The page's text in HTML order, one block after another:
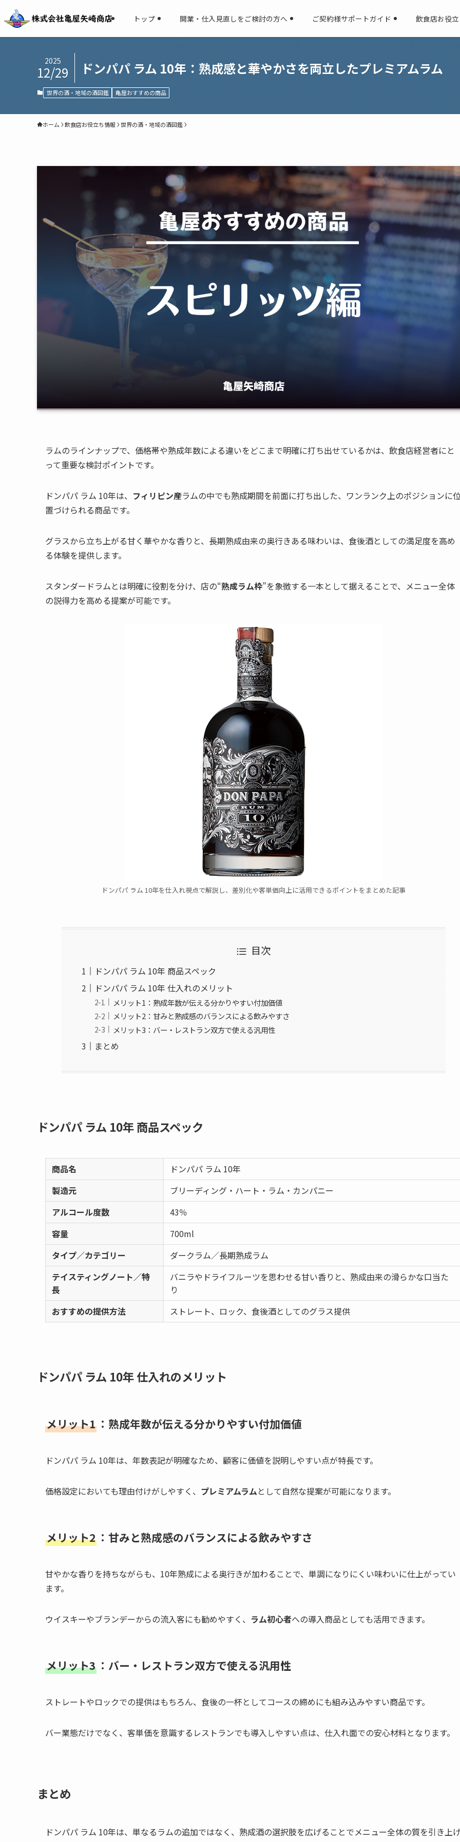
トップ 開業・仕入見直しをご検討の方へ ご契約様サポートガイド 飲食店お役
ドンパパ ラム 10年：熟成感と華やかさを両立したプレミアムラム
2025
12/29
世界の酒・地域の酒図鑑 亀屋おすすめの商品
ホーム 飲食店お役立ち情報 世界の酒・地域の酒図鑑
ラムのラインナップで、価格帯や熟成年数による違いをどこまで明確に打ち出せているかは、飲食店経営者にと
って重要な検討ポイントです。
ドンパパ ラム 10年は、 フィリピン産ラムの中でも熟成期間を前面に打ち出した、ワンランク上のポジションに
置づけられる商品です。
グラスから立ち上がる甘く華やかな香りと、長期熟成由来の奥行きある味わいは、食後酒としての満足度を高め
る体験を提供します。
スタンダードラムとは明確に役割を分け、店の“熟成ラム枠”を象徴する一本として据えることで、メニュー全体
の説得力を高める提案が可能です。
ドンパパ ラム 10年を仕入れ視点で解説し、差別化や客単価向上に活用できるポイントをまとめた記事
目次
ドンパパ ラム 10年 商品スペック
ドンパパ ラム 10年 仕入れのメリット
メリット1：熟成年数が伝える分かりやすい付加価値
メリット2：甘みと熟成感のバランスによる飲みやすさ
メリット3：バー・レストラン双方で使える汎用性
まとめ
ドンパパ ラム 10年 商品スペック
商品名
ドンパパ ラム 10年
製造元
ブリーディング・ハート・ラム・カンパニー
アルコール度数
43％
容量
700ml
タイプ／カテゴリー
ダークラム／長期熟成ラム
テイスティングノート／特
長
バニラやドライフルーツを思わせる甘い香りと、熟成由来の滑らかな口当た
り
おすすめの提供方法
ストレート、ロック、食後酒としてのグラス提供
ドンパパ ラム 10年 仕入れのメリット
メリット1 ：熟成年数が伝える分かりやすい付加価値
ドンパパ ラム 10年は、年数表記が明確なため、顧客に価値を説明しやすい点が特長です。
価格設定においても理由付けがしやすく、 プレミアムラムとして自然な提案が可能になります。
メリット2 ：甘みと熟成感のバランスによる飲みやすさ
甘やかな香りを持ちながらも、10年熟成による奥行きが加わることで、単調になりにくい味わいに仕上がってい
ます。
ウイスキーやブランデーからの流入客にも勧めやすく、 ラム初心者への導入商品としても活用できます。
メリット3 ：バー・レストラン双方で使える汎用性
ストレートやロックでの提供はもちろん、食後の一杯としてコースの締めにも組み込みやすい商品です。
バー業態だけでなく、客単価を意識するレストランでも導入しやすい点は、仕入れ面での安心材料となります。
まとめ
ドンパパ ラム 10年は、単なるラムの追加ではなく、熟成酒の選択肢を広げることでメニュー全体の質を引き上